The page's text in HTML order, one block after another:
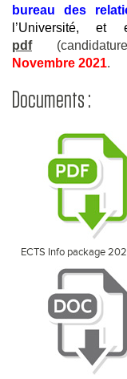
bureau des
l’Université, et
pdf
(
Novembre 2021.
Documents :
ECTS Info package